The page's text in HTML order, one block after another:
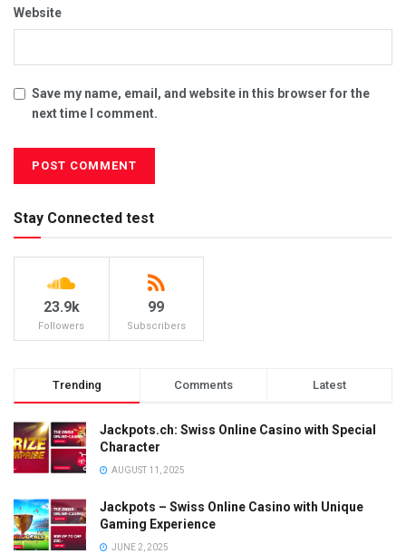
Website
Save my name, email, and website in this browser for the
next time I comment.
Stay Connected test
23.9k
Followers
99
Subscribers
Trending Comments Latest
Jackpots.ch: Swiss Online Casino with Special
Character
AUGUST 11, 2025
Jackpots – Swiss Online Casino with Unique
Gaming Experience
JUNE 2, 2025